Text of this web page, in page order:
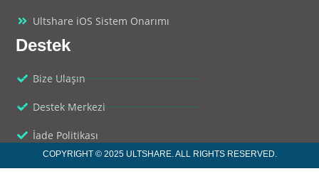
Ultshare iOS Sistem Onarımı
Destek
Bize Ulaşın
Destek Merkezi
İade Politikası
COPYRIGHT © 2025 ULTSHARE. ALL RIGHTS RESERVED.